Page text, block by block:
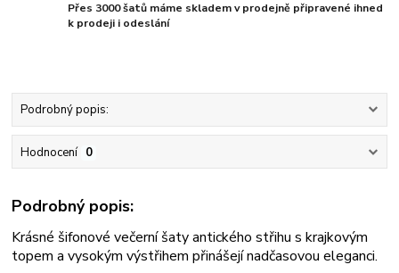
Přes 3000 šatů máme skladem v prodejně připravené ihned
k prodeji i odeslání
Podrobný popis:
Hodnocení 0
Podrobný popis:
Krásné šifonové večerní šaty antického střihu s krajkovým
topem a vysokým výstřihem přinášejí nadčasovou eleganci.